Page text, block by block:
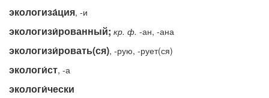
экологиза́ция, -и
экологизи́рованный; кр. ф. -ан, -ана
экологизи́ровать(ся), -рую, -рует(ся)
экологи́ст, -а
экологи́чески